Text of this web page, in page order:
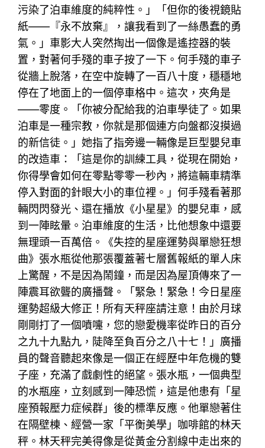
污染了泊車維度的純粹性。」「但你的後視鏡貼
紙——『永不放棄』，讓我看到了一絲愚蠢的勇
氣。」車影大人突然掏出一個像是遙控器的裝
置，對著何手殘的車子按了一下。何手殘的車子
從牆上脫落，在空中旋轉了一百八十度，穩穩地
停在了地面上的一個停車格中。這次，夾角是
——零度。「你被分配給我的泊車學徒了。如果
泊車是一種宗教，你就是那個連方向盤都沒摸過
的新信徒。」她指了指旁邊一輛像是巨型嬰兒車
的改造車：「這是你的訓練工具，從現在開始，
你得學會如何在零點零零一秒內，將這輛車精準
停入對面的針眼大小的車位裡。」何手殘看著那
輛閃閃發光、還在播放《小星星》的嬰兒車，感
到一陣眩暈。泊車維度的生活，比他想象中還要
無理頭一百萬倍。《失控的星座運勢與單戀狂想
曲》張水瓶從他那張覆蓋著七層舊報紙的單人床
上驚醒，不是因為鬧鐘，而是因為屋頂傳來了一
陣震耳欲聾的廣播聲。「緊急！緊急！今日星座
運勢超級大修正！所有天秤座請注意！由於月球
剛剛打了一個噴嚏，您的戀愛機率從昨日的百分
之九十九點九，陡降至負百分之八十七！」廣播
員的聲音聽起來像是一個正在經歷中年危機的雙
子座，充滿了戲劇性的絕望。張水瓶，一個典型
的水瓶座，立刻感到一陣恐慌，這是他患有「星
座預報壓力症候群」後的標準反應。他單戀著住
在隔壁棟、經營一家「平衡美學」咖啡館的林天
秤。林天秤完美得像是從黃金分割線中走出來的